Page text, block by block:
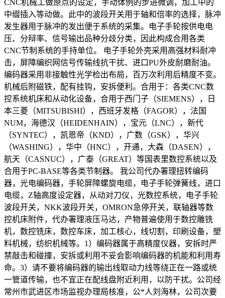
CNC机械工做原点的设定，手动体例的步进微调，加工中的
中缀插入等动做。此中的波段开关用于轴和倍率的选择，脉冲
发生器用于脉冲的发出便于系统的采集。电子手轮按供电电
压、分辩率、信号输出品种分歧分类，因此构成合用各类
CNC节制系统的手持单位。 电子手轮外壳采用高强材料耐冲
击，屏障编织网信号传输线抗干扰、进口PU外皮耐磨耐油。
编码器采用非接触性光学检出布局，百万次利用后精度不变。
机械后附磁铁，配有挂钩，安拆便利。合用于：各类CNC数
控系统机床和从动化设备，合用于西门子（SIEMENS），日
本三菱（MITSUBISHI），西班牙发格（FAGOR），法国
NUM，海德汉（HEIDENHAIN），宝元（LNC），新代
（SYNTEC），凯恩帝（KND），广数（GSK），华兴
（WASHING），华中（HNC），开通，大森（DASEN），
航天（CASNUC），广泰（GREAT）等国表里数控系统以及
合用于PC-BASE等各类节制器。 我公司代办署理扭转编码
器，光电编码器，手轮屏障螺旋电缆，电子手轮弹簧线，进口
电缆，Z轴高度设定器，从动对刀仪，光数控系统，电子手轮
波段开关，NKK波段开关，OMRON急停开关，联轴器等数
控机床附件，代办署理液压马达，产物普遍使用于数控雕铣
机，数控铣床，数控车床，加工核心，线切割，印刷设备，塑
料机械，纺织机械等。1）编码器属于高精度仪器，安拆时严
禁敲击和碰撞，安拆或利用不妥会影响编码器的机能和利用寿
命。3）请不要将编码器的输出线取动力线等绕正在一路或统
一管道传输，也不宜正在配线盘附近利用，以防干扰。公司经
常州市武进区市场监视办理局核准，公*人刘海林，公司次要